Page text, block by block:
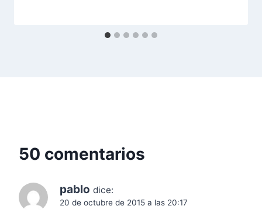
50 comentarios
pablo dice:
20 de octubre de 2015 a las 20:17